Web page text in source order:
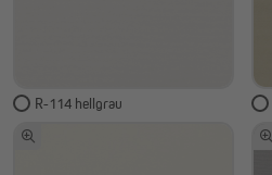
R-114 hellgrau